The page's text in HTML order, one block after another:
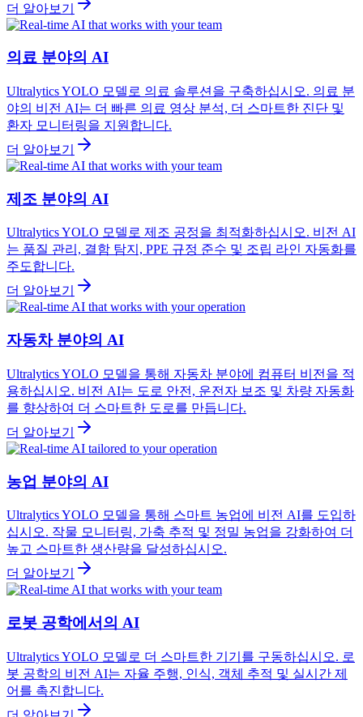
더 알아보기
의료 분야의 AI
Ultralytics YOLO 모델로 의료 솔루션을 구축하십시오. 의료 분
야의 비전 AI는 더 빠른 의료 영상 분석, 더 스마트한 진단 및
환자 모니터링을 지원합니다.
더 알아보기
제조 분야의 AI
Ultralytics YOLO 모델로 제조 공정을 최적화하십시오. 비전 AI
는 품질 관리, 결함 탐지, PPE 규정 준수 및 조립 라인 자동화를
주도합니다.
더 알아보기
자동차 분야의 AI
Ultralytics YOLO 모델을 통해 자동차 분야에 컴퓨터 비전을 적
용하십시오. 비전 AI는 도로 안전, 운전자 보조 및 차량 자동화
를 향상하여 더 스마트한 도로를 만듭니다.
더 알아보기
농업 분야의 AI
Ultralytics YOLO 모델을 통해 스마트 농업에 비전 AI를 도입하
십시오. 작물 모니터링, 가축 추적 및 정밀 농업을 강화하여 더
높고 스마트한 생산량을 달성하십시오.
더 알아보기
로봇 공학에서의 AI
Ultralytics YOLO 모델로 더 스마트한 기기를 구동하십시오. 로
봇 공학의 비전 AI는 자율 주행, 인식, 객체 추적 및 실시간 제
어를 촉진합니다.